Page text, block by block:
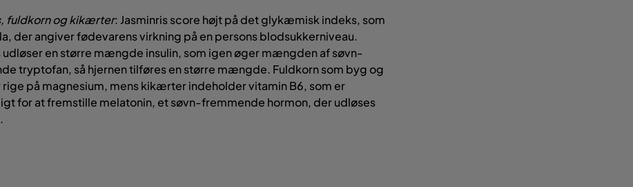
fuldkorn og kikærter: Jasminris score højt på det glykæmisk indeks, som
der angiver fødevarens virkning på en persons blodsukkerniveau.
udløser en større mængde insulin, som igen øger mængden af søvn-
tryptofan, så hjernen tilføres en større mængde. Fuldkorn som byg og
rige på magnesium, mens kikærter indeholder vitamin B6, som er
for at fremstille melatonin, et søvn-fremmende hormon, der udløses